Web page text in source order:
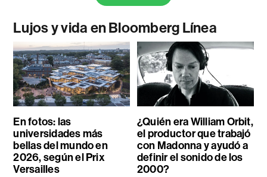
Lujos y vida en Bloomberg Línea
En fotos: las
universidades más
bellas del mundo en
2026, según el Prix
Versailles
¿Quién era William Orbit,
el productor que trabajó
con Madonna y ayudó a
definir el sonido de los
2000?